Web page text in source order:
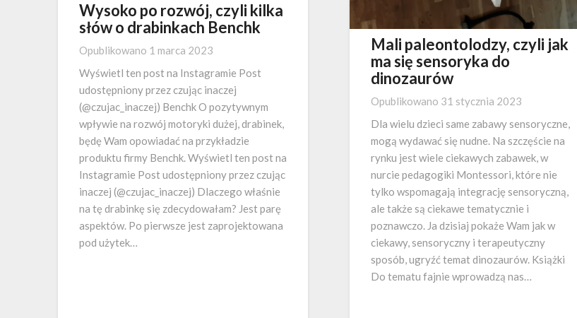
Wysoko po rozwój, czyli kilka
słów o drabinkach Benchk
Opublikowano 1 marca 2023
Wyświetl ten post na Instagramie Post
udostępniony przez czując inaczej
(@czujac_inaczej) Benchk O pozytywnym
wpływie na rozwój motoryki dużej, drabinek,
będę Wam opowiadać na przykładzie
produktu firmy Benchk. Wyświetl ten post na
Instagramie Post udostępniony przez czując
inaczej (@czujac_inaczej) Dlaczego właśnie
na tę drabinkę się zdecydowałam? Jest parę
aspektów. Po pierwsze jest zaprojektowana
pod użytek…
Mali paleontolodzy, czyli jak
ma się sensoryka do
dinozaurów
Opublikowano 31 stycznia 2023
Dla wielu dzieci same zabawy sensoryczne,
mogą wydawać się nudne. Na szczęście na
rynku jest wiele ciekawych zabawek, w
nurcie pedagogiki Montessori, które nie
tylko wspomagają integrację sensoryczną,
ale także są ciekawe tematycznie i
poznawczo. Ja dzisiaj pokaże Wam jak w
ciekawy, sensoryczny i terapeutyczny
sposób, ugryźć temat dinozaurów. Książki
Do tematu fajnie wprowadzą nas…